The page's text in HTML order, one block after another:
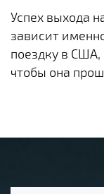
Успех выхода
зависит
поездку в
чтобы она